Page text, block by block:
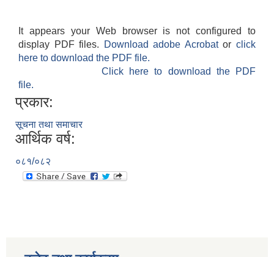
It appears your Web browser is not configured to
display PDF files.
Download adobe Acrobatorclick
here to download the PDF file.
Click here to download the PDF
file.
प्रकार:
सूचना तथा समाचार
आर्थिक वर्ष:
०८१/०८२